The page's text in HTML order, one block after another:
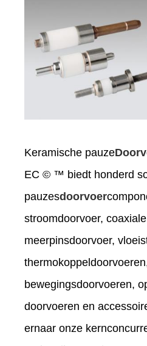
Keramische pauze
EC © ™ biedt honderd
pauzesdoorvoer
stroomdoorvoer,
meerpinsdoorvoer,
bewegingsdoorvoeren,
doorvoeren en
ernaar onze